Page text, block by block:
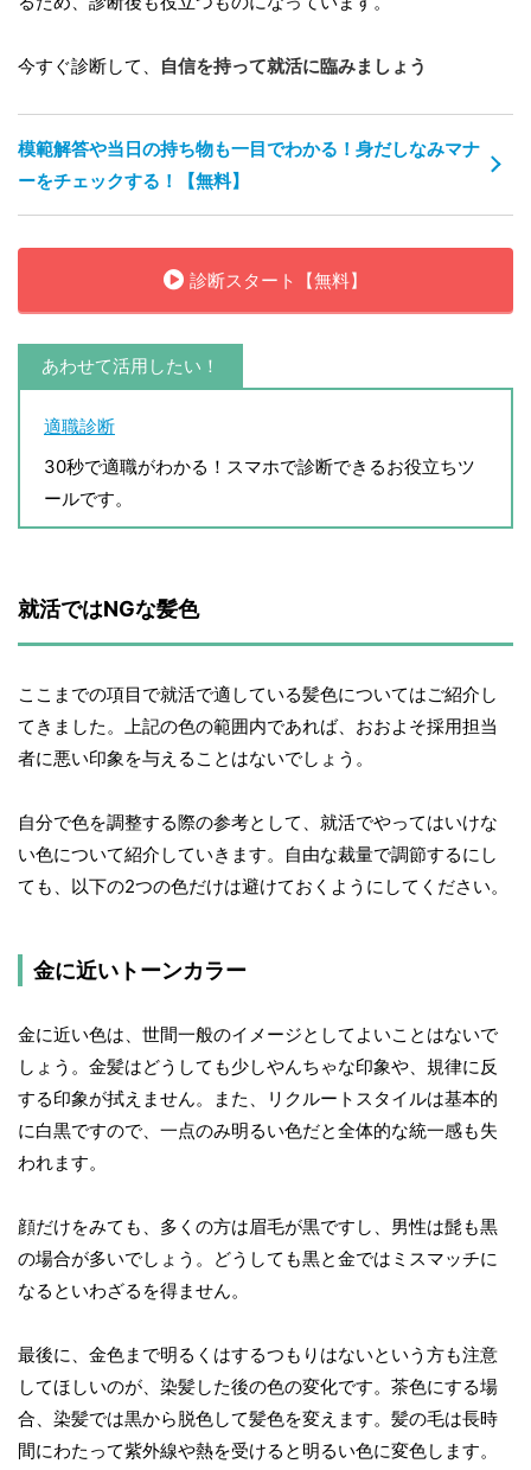
今すぐ診断して、 自信を持って就活に臨みましょう
模範解答や当日の持ち物も一目でわかる！身だしなみマナ
ーをチェックする！【無料】
診断スタート【無料】
あわせて活用したい！
適職診断
30秒で適職がわかる！スマホで診断できるお役立ちツ
ールです。
就活ではNGな髪色
ここまでの項目で就活で適している髪色についてはご紹介し
てきました。上記の色の範囲内であれば、おおよそ採用担当
者に悪い印象を与えることはないでしょう。
自分で色を調整する際の参考として、就活でやってはいけな
い色について紹介していきます。自由な裁量で調節するにし
ても、以下の2つの色だけは避けておくようにしてください。
金に近いトーンカラー
金に近い色は、世間一般のイメージとしてよいことはないで
しょう。金髪はどうしても少しやんちゃな印象や、規律に反
する印象が拭えません。また、リクルートスタイルは基本的
に白黒ですので、一点のみ明るい色だと全体的な統一感も失
われます。
顔だけをみても、多くの方は眉毛が黒ですし、男性は髭も黒
の場合が多いでしょう。どうしても黒と金ではミスマッチに
なるといわざるを得ません。
最後に、金色まで明るくはするつもりはないという方も注意
してほしいのが、染髪した後の色の変化です。茶色にする場
合、染髪では黒から脱色して髪色を変えます。髪の毛は長時
間にわたって紫外線や熱を受けると明るい色に変色します。